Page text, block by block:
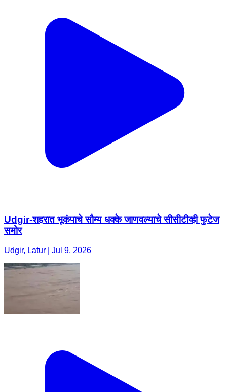
Udgir-शहरात भूकंपाचे सौम्य धक्के जाणवल्याचे सीसीटीव्ही फुटेज
समोर
Udgir, Latur | Jul 9, 2026